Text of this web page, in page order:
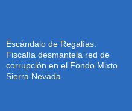
Escándalo de Regalías:
Fiscalía desmantela red de
corrupción en el Fondo Mixto
Sierra Nevada